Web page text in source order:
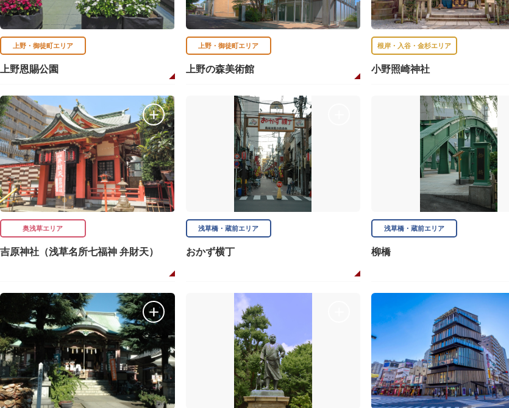
上野・御徒町エリア
上野恩賜公園
上野・御徒町エリア
上野の森美術館
根岸・入谷・金杉エリア
小野照崎神社
奥浅草エリア
吉原神社（浅草名所七福神 弁財天）
浅草橋・蔵前エリア
おかず横丁
浅草橋・蔵前エリア
柳橋